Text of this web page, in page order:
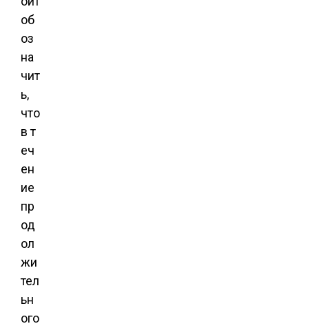
об
оз
на
чит
ь,
что
в т
еч
ен
ие
пр
од
ол
жи
тел
ьн
ого